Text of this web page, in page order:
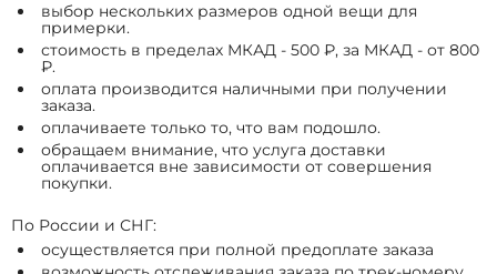
выбор нескольких размеров одной вещи для
примерки.
стоимость в пределах МКАД - 500 ₽, за МКАД - от 800
₽.
оплата производится наличными при получении
заказа.
оплачиваете только то, что вам подошло.
обращаем внимание, что услуга доставки
оплачивается вне зависимости от совершения
покупки.
По России и СНГ:
осуществляется при полной предоплате заказа